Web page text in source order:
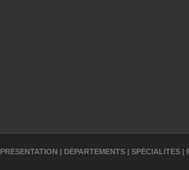
PRÉSENTATION | DÉPARTEMENTS | SPÉCIALITÉS |